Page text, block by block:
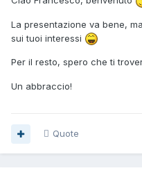
La presentazione va bene,
sui tuoi interessi
Per il resto, spero che ti
Un abbraccio!
Quote